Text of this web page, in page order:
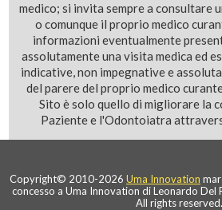
medico; si invita sempre a consultare
o comunque il proprio medico
informazioni eventualmente
assolutamente una visita medica ed
indicative, non impegnative e
del parere del proprio medico
Sito è solo quello di migliorare la
Paziente e l'Odontoiatra
Copyright© 2010-2026 Uma Innovation
concesso a Uma Innovation di Leonardo
All rights reserved.